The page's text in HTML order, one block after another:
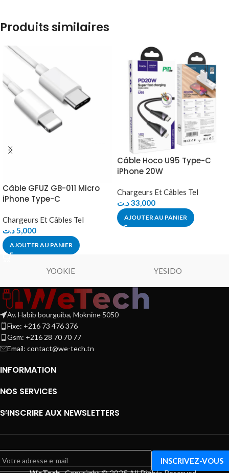
Produits similaires
Câble GFUZ GB-011 Micro
iPhone Type-C
Chargeurs Et Câbles Tel
5,000د.ت
AJOUTER AU PANIER
Câble Hoco U95 Type-C
iPhone 20W
Chargeurs Et Câbles Tel
33,000د.ت
AJOUTER AU PANIER
YOOKIE YESIDO
Av. Habib bourguiba, Moknine 5050
Fixe: +216 73 476 376
Gsm: +216 28 70 70 77
Email: contact@we-tech.tn
INFORMATION
NOS SERVICES
S’INSCRIRE AUX NEWSLETTERS